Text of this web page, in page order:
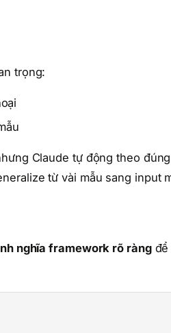
trọng:
Claude tự động theo
từ vài mẫu sang input
nghĩa framework rõ ràngđể